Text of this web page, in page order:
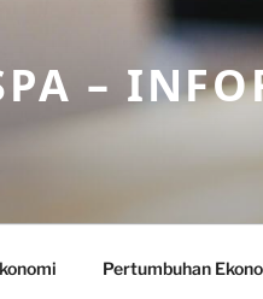
–
Pertumbuhan